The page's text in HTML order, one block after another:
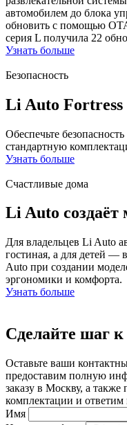
автомобилем до блока
обновить с помощью
серия L получила 22
Узнать больше
Безопасность
Li Auto
Обеспечьте
стандартную
Узнать больше
Счастливые дома
Li Auto
Для владельцев Li Auto
гостиная, а для детей
Auto при создании
эргономики и комфорта.
Узнать больше
Сделайте шаг
Оставьте ваши
предоставим полную
заказу в Москву, а
комплектации и
Email
Имя